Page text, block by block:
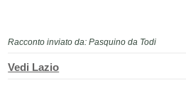
Racconto inviato da: Pasquino da Todi
Vedi Lazio